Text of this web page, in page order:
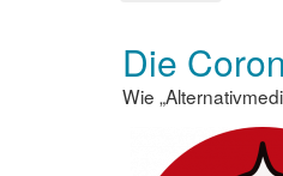
im
mit
Covid19
Die
Wie